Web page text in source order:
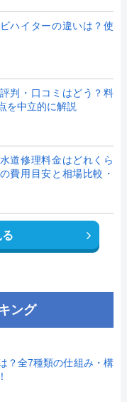
ハイターの違いは？使
判・口コミはどう？料
を中立的に解説
道修理料金はどれくら
費用目安と相場比較・
ング
？全7種類の仕組み・構